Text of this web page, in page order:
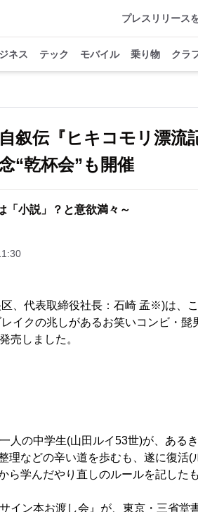
プレスリリース
ネス テック モバイル 乗り物 クラ
叙伝『ヒキコモリ漂流
“乾杯会”も開催
「小説」？と意欲満々～
、代表取締役社長：石崎 孟※)は、
イクの兆しがあるお笑いコンビ・髭
売しました。
の中学生(山田ルイ53世)が、ある
理などの辛い道を歩むも、遂に復活(
学んだやり直しのルールを記したも
イン本お渡し会』が、東京・三省堂